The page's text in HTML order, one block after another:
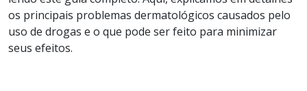
os principais problemas dermatológicos causados pelo
uso de drogas e o que pode ser feito para minimizar
seus efeitos.